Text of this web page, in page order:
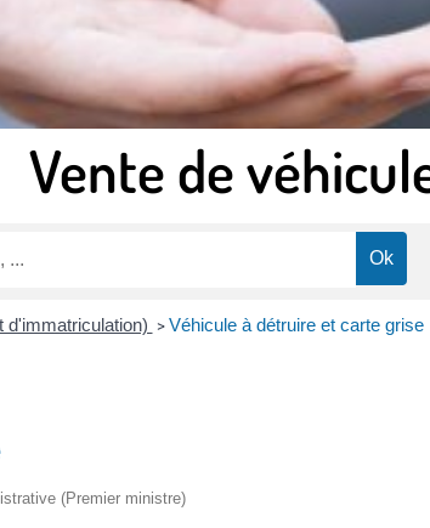
Vente de
d'immatriculation) > Véhicule à détruire et carte grise
(Premier ministre)